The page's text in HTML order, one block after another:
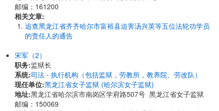
邮编：161200
相关文章:
追查黑龙江省齐齐哈尔市富裕县迫害汤兴英等五位法轮功学员
的责任人的通告
宋军（2）
职务:监狱长
系统:司法 - 执行机构（包括监狱，劳教所，教养院、劳改队）
现任单位:黑龙江省女子监狱 (哈尔滨女子监狱)
地址:黑龙江省哈尔滨市南岗区学府路507号 黑龙江省女子监狱
邮编：150069